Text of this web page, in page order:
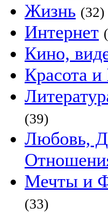
Жизнь (32)
Интернет
Кино,
Красота
(39)
Любовь,
Мечты и
(33)